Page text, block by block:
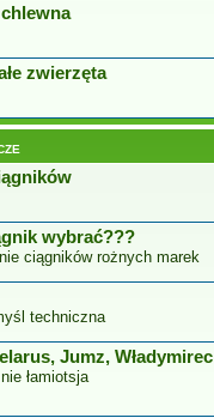
zwierzęta
wybrać???
ciągników rożnych marek
techniczna
Jumz, Władymirec
łamiotsja